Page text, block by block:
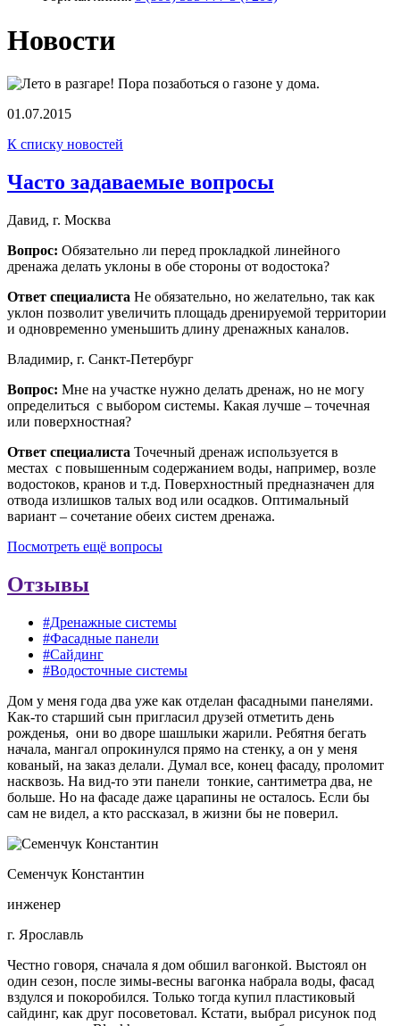
Новости
01.07.2015
К списку новостей
Часто задаваемые вопросы
Давид, г. Москва
Вопрос: Обязательно ли перед прокладкой линейного
дренажа делать уклоны в обе стороны от водостока?
Ответ специалиста Не обязательно, но желательно, так как
уклон позволит увеличить площадь дренируемой территории
и одновременно уменьшить длину дренажных каналов.
Владимир, г. Санкт-Петербург
Вопрос: Мне на участке нужно делать дренаж, но не могу
определиться с выбором системы. Какая лучше – точечная
или поверхностная?
Ответ специалиста Точечный дренаж используется в
местах с повышенным содержанием воды, например, возле
водостоков, кранов и т.д. Поверхностный предназначен для
отвода излишков талых вод или осадков. Оптимальный
вариант – сочетание обеих систем дренажа.
Посмотреть ещё вопросы
Отзывы
#Дренажные системы
#Фасадные панели
#Сайдинг
#Водосточные системы
Дом у меня года два уже как отделан фасадными панелями.
Как-то старший сын пригласил друзей отметить день
рожденья, они во дворе шашлыки жарили. Ребятня бегать
начала, мангал опрокинулся прямо на стенку, а он у меня
кованый, на заказ делали. Думал все, конец фасаду, проломит
насквозь. На вид-то эти панели тонкие, сантиметра два, не
больше. Но на фасаде даже царапины не осталось. Если бы
сам не видел, а кто рассказал, в жизни бы не поверил.
Семенчук Константин
инженер
г. Ярославль
Честно говоря, сначала я дом обшил вагонкой. Выстоял он
один сезон, после зимы-весны вагонка набрала воды, фасад
вздулся и покоробился. Только тогда купил пластиковый
сайдинг, как друг посоветовал. Кстати, выбрал рисунок под